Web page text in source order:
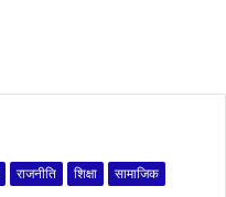
राजनीति शिक्षा सामाजिक